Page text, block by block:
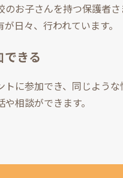
お子さんを持つ保護者さ
日々、行われています。
できる
に参加でき、同じような
相談ができます。